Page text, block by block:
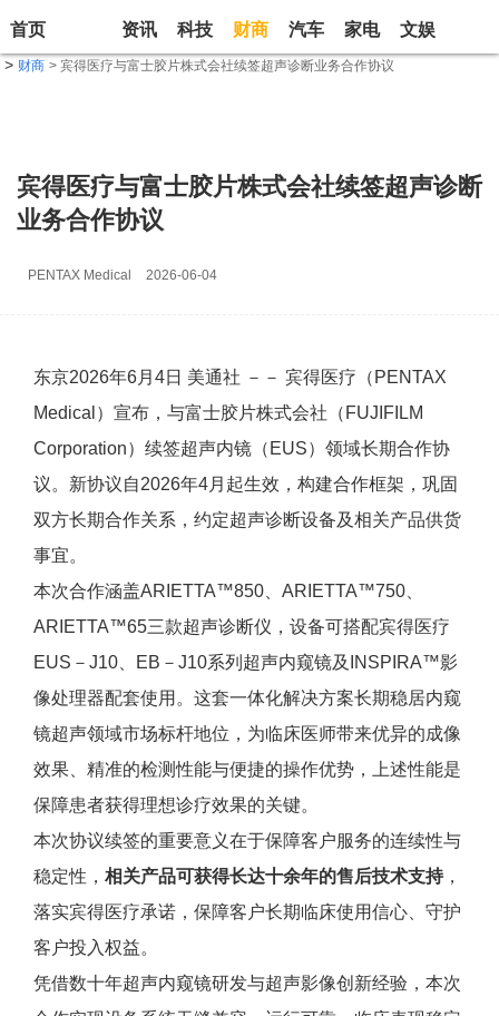
首页 资讯 科技 财商 汽车 家电 文娱
> 财商 > 宾得医疗与富士胶片株式会社续签超声诊断业务合作协议
宾得医疗与富士胶片株式会社续签超声诊断
业务合作协议
PENTAX Medical 2026-06-04
东京2026年6月4日 美通社 －－ 宾得医疗（PENTAX
Medical）宣布，与富士胶片株式会社（FUJIFILM
Corporation）续签超声内镜（EUS）领域长期合作协
议。新协议自2026年4月起生效，构建合作框架，巩固
双方长期合作关系，约定超声诊断设备及相关产品供货
事宜。
本次合作涵盖ARIETTA™850、ARIETTA™750、
ARIETTA™65三款超声诊断仪，设备可搭配宾得医疗
EUS－J10、EB－J10系列超声内窥镜及INSPIRA™影
像处理器配套使用。这套一体化解决方案长期稳居内窥
镜超声领域市场标杆地位，为临床医师带来优异的成像
效果、精准的检测性能与便捷的操作优势，上述性能是
保障患者获得理想诊疗效果的关键。
本次协议续签的重要意义在于保障客户服务的连续性与
稳定性， 相关产品可获得长达十余年的售后技术支持，
落实宾得医疗承诺，保障客户长期临床使用信心、守护
客户投入权益。
凭借数十年超声内窥镜研发与超声影像创新经验，本次